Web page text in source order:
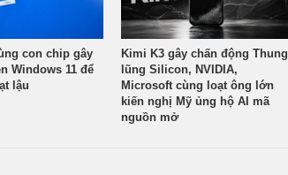
con chip gây
Windows 11 để
lậu
Kimi K3 gây chấn động Thung
lũng Silicon, NVIDIA,
Microsoft cùng loạt ông lớn
kiến nghị Mỹ ủng hộ AI mã
nguồn mở